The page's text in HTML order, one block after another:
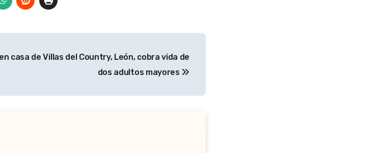
casa de Villas del Country, León, cobra vida de
dos adultos mayores